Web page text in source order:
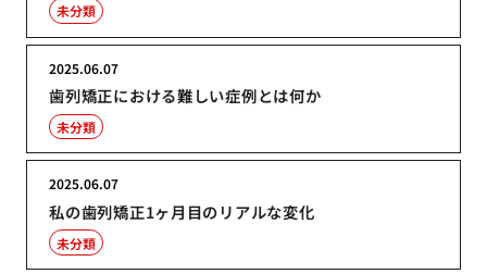
未分類
歯列矯正における難しい症例とは何か
2025.06.07
未分類
私の歯列矯正1ヶ月目のリアルな変化
2025.06.07
未分類